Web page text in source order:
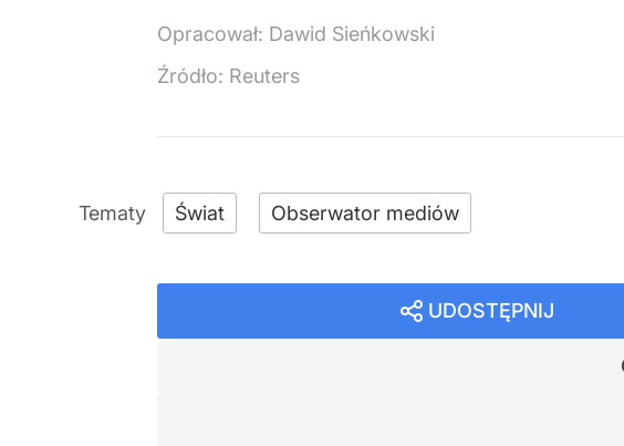
Opracował: Dawid Sieńkowski
Źródło: Reuters
Świat Obserwator mediów
UDOSTĘPNIJ